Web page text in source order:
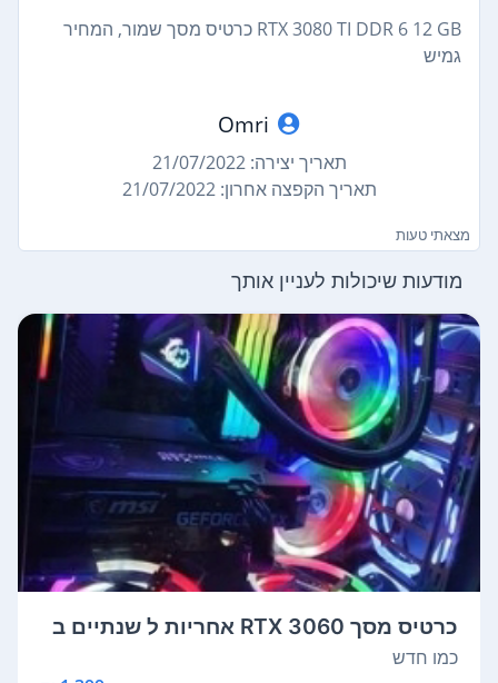
RTX 3080 TI DDR 6 12 GB כרטיס מסך שמור, המחיר
גמיש
Omri
תאריך יצירה: 21/07/2022
תאריך הקפצה אחרון: 21/07/2022
מצאתי טעות
מודעות שיכולות לעניין אותך
כרטיס מסך RTX 3060 אחריות ל שנתיים ב
סניפ...
כמו חדש